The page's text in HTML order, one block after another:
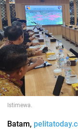
Istimewa.
Batam,